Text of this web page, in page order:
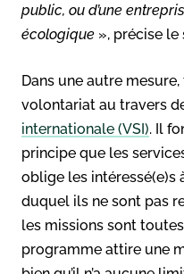
public, ou d’une
écologique », précise
Dans une autre
volontariat au travers
internationale (VSI). Il
principe que les
oblige les intéressé(e)s
duquel ils ne sont pas
les missions sont
programme attire une